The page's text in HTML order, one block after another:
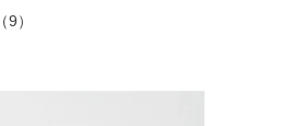
（9）